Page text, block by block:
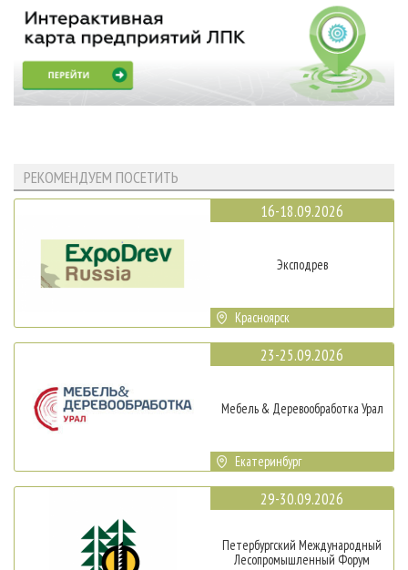
РЕКОМЕНДУЕМ ПОСЕТИТЬ
16-18.09.2026
Эксподрев
Красноярск
23-25.09.2026
Мебель & Деревообработка Урал
Екатеринбург
29-30.09.2026
Петербургский Международный
Лесопромышленный Форум